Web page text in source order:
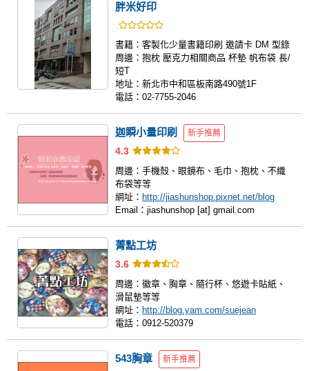
胖米好印
書籍： 客製化少量書籍印刷 邀請卡 DM 型錄
周邊： 抱枕 壓克力相關商品 杯墊 帆布袋 長/
短T
地址： 新北市中和區板南路490號1F
電話： 02-7755-2046
迦瞬小量印刷 新手推薦
4.3
周邊： 手機殼、眼鏡布、毛巾、抱枕、不織
布袋等等
網址： http://jiashunshop.pixnet.net/blog
Email： jiashunshop [at] gmail.com
菁點工坊
3.6
周邊： 徽章、胸章、隨行杯、悠遊卡貼紙、
滑鼠墊等等
網址： http://blog.yam.com/suejean
電話： 0912-520379
543胸章 新手推薦